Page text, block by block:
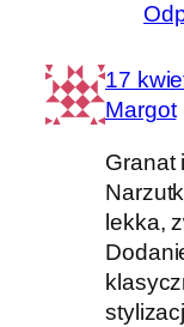
17
Margot
Granat
lekka,